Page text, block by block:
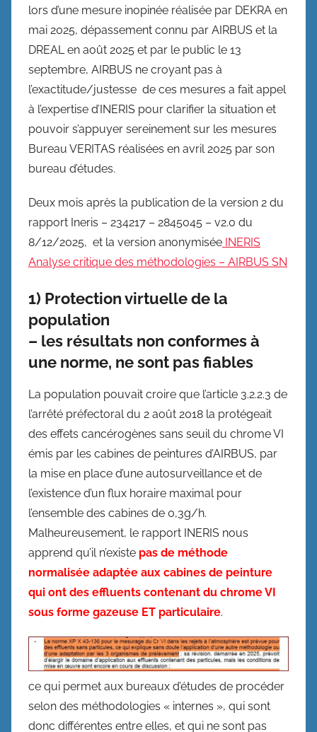
lors d’une mesure inopinée réalisée par DEKRA en
mai 2025, dépassement connu par AIRBUS et la
DREAL en août 2025 et par le public le 13
septembre, AIRBUS ne croyant pas à
l’exactitude/justesse de ces mesures a fait appel
à l’expertise d’INERIS pour clarifier la situation et
pouvoir s’appuyer sereinement sur les mesures
Bureau VERITAS réalisées en avril 2025 par son
bureau d’études.
Deux mois après la publication de la version 2 du
rapport Ineris – 234217 – 2845045 – v2.0 du
8/12/2025, et la version anonymisée INERIS
Analyse critique des méthodologies – AIRBUS SN
1) Protection virtuelle de la
population
– les résultats non conformes à
une norme, ne sont pas fiables
La population pouvait croire que l’article 3.2.2.3 de
l’arrêté préfectoral du 2 août 2018 la protégeait
des effets cancérogènes sans seuil du chrome VI
émis par les cabines de peintures d’AIRBUS, par
la mise en place d’une autosurveillance et de
l’existence d’un flux horaire maximal pour
l’ensemble des cabines de 0,3g/h.
Malheureusement, le rapport INERIS nous
apprend qu’il n’existe pas de méthode
normalisée adaptée aux cabines de peinture
qui ont des effluents contenant du chrome VI
sous forme gazeuse ET particulaire.
ce qui permet aux bureaux d’études de procéder
selon des méthodologies « internes », qui sont
donc différentes entre elles, et qui ne sont pas